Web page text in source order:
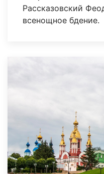
Рассказовский
всенощное бдение.